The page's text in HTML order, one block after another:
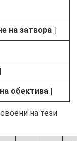
на затвора]
]
обектива]
на тези